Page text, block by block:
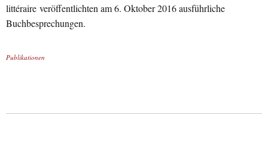
littéraire veröffentlichten am 6. Oktober 2016 ausführliche
Buchbesprechungen.
Publikationen